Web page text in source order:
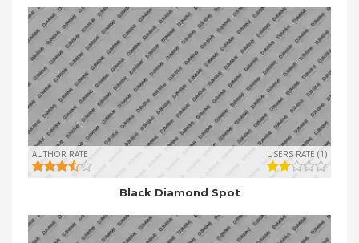
AUTHOR RATE USERS RATE (1)
Black Diamond Spot